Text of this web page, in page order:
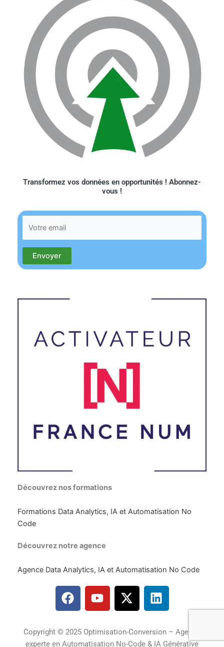
Transformez vos données en opportunités ! Abonnez-
vous !​
Découvrez nos formations
Formations Data Analytics, IA et Automatisation No
Code
Découvrez notre agence
Agence Data Analytics, IA et Automatisation No Code
F
a
e
b
Y
o
t
u
X
-
w
i
L
i
k
e
Copyright © 2025 Optimisation-Conversion – Agence
experte en Automatisation No-Code & IA Générative